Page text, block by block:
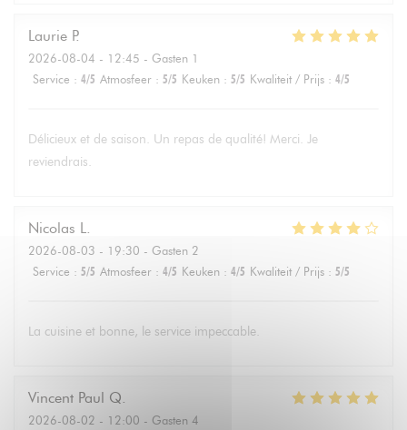
Laurie P
2026-08-04 - 12:45 - Gasten 1
Service : 4/5 Atmosfeer : 5/5 Keuken : 5/5 Kwaliteit / Prijs : 4/5
Délicieux et de saison. Un repas de qualité! Merci. Je
reviendrais.
Nicolas L
2026-08-03 - 19:30 - Gasten 2
Service : 5/5 Atmosfeer : 4/5 Keuken : 4/5 Kwaliteit / Prijs : 5/5
La cuisine et bonne, le service impeccable.
Vincent Paul Q
2026-08-02 - 12:00 - Gasten 4